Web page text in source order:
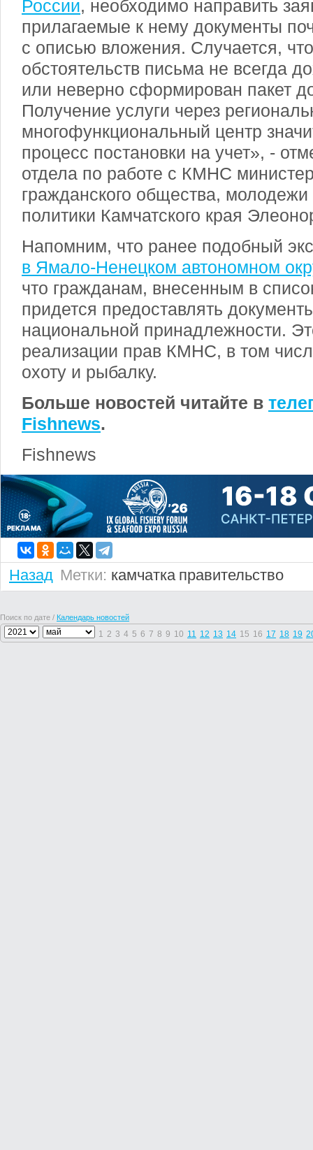
России, необходимо направить
прилагаемые к нему документы
с описью вложения. Случается,
обстоятельств письма не всегда
или неверно сформирован пакет
Получение услуги через
многофункциональный центр
процесс постановки на учет», -
отдела по работе с КМНС
гражданского общества,
политики Камчатского края
Напомним, что ранее подобный
в Ямало-Ненецком автономном
что гражданам, внесенным в
придется предоставлять
национальной принадлежности.
реализации прав КМНС, в том
охоту и рыбалку.
Больше новостей читайте в
Fishnews.
Fishnews
Назад Метки: камчатка правительство
Поиск по дате / Календарь новостей
1 2 3 4 5 6 7 8 9 10 11 12 13 14 15 16 17 18 19